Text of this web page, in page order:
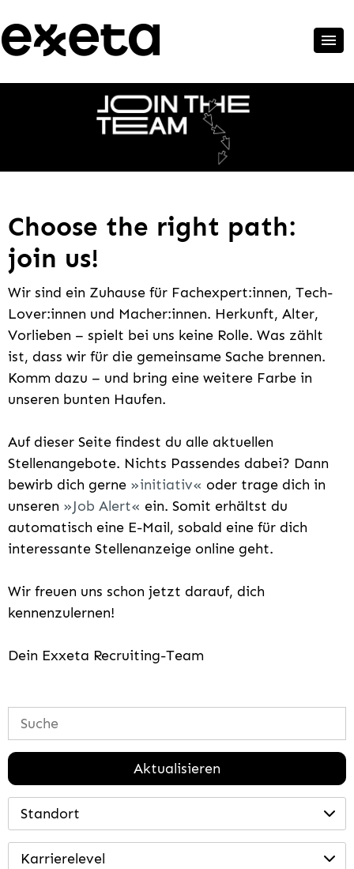
Choose the right path:
join us!
Wir sind ein Zuhause für Fachexpert:innen, Tech-
Lover:innen und Macher:innen. Herkunft, Alter,
Vorlieben – spielt bei uns keine Rolle. Was zählt
ist, dass wir für die gemeinsame Sache brennen.
Komm dazu – und bring eine weitere Farbe in
unseren bunten Haufen.
Auf dieser Seite findest du alle aktuellen
Stellenangebote. Nichts Passendes dabei? Dann
bewirb dich gerne
initiativ
oder trage dich in
unseren
Job Alert
ein. Somit erhältst du
automatisch eine E-Mail, sobald eine für dich
interessante Stellenanzeige online geht.
Wir freuen uns schon jetzt darauf, dich
kennenzulernen!
Dein Exxeta Recruiting-Team
Aktualisieren
Standort
Karrierelevel